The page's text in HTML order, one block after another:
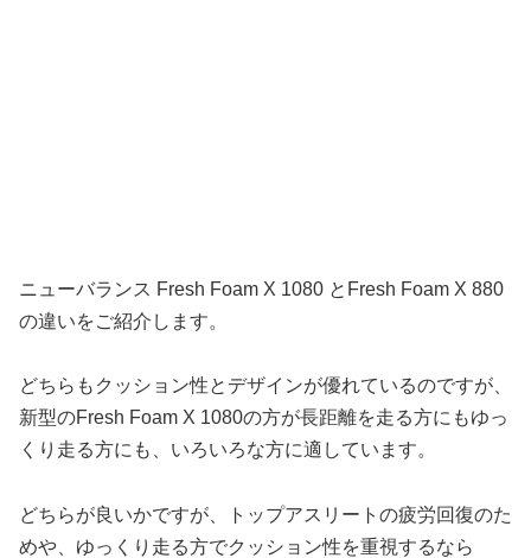
ニューバランス Fresh Foam X 1080 とFresh Foam X 880
の違いをご紹介します。
どちらもクッション性とデザインが優れているのですが、
新型のFresh Foam X 1080の方が長距離を走る方にもゆっ
くり走る方にも、いろいろな方に適しています。
どちらが良いかですが、トップアスリートの疲労回復のた
めや、ゆっくり走る方でクッション性を重視するなら